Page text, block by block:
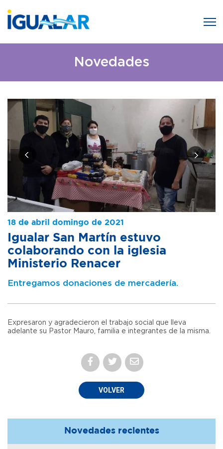
Novedades
18 de abril domingo de 2021
Igualar San Martín estuvo
colaborando con la iglesia
Ministerio Renacer
Entregamos donaciones de mercadería.
Expresaron y agradecieron el trabajo social que lleva
adelante su Pastor Mauro, familia e integrantes de la misma.
VOLVER
Novedades recientes